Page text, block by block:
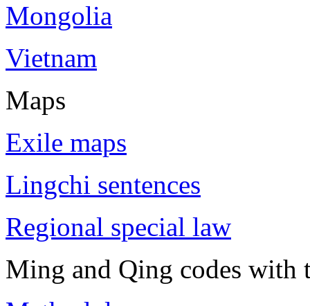
Mongolia
Vietnam
Maps
Exile maps
Lingchi sentences
Regional special law
Ming and Qing codes with